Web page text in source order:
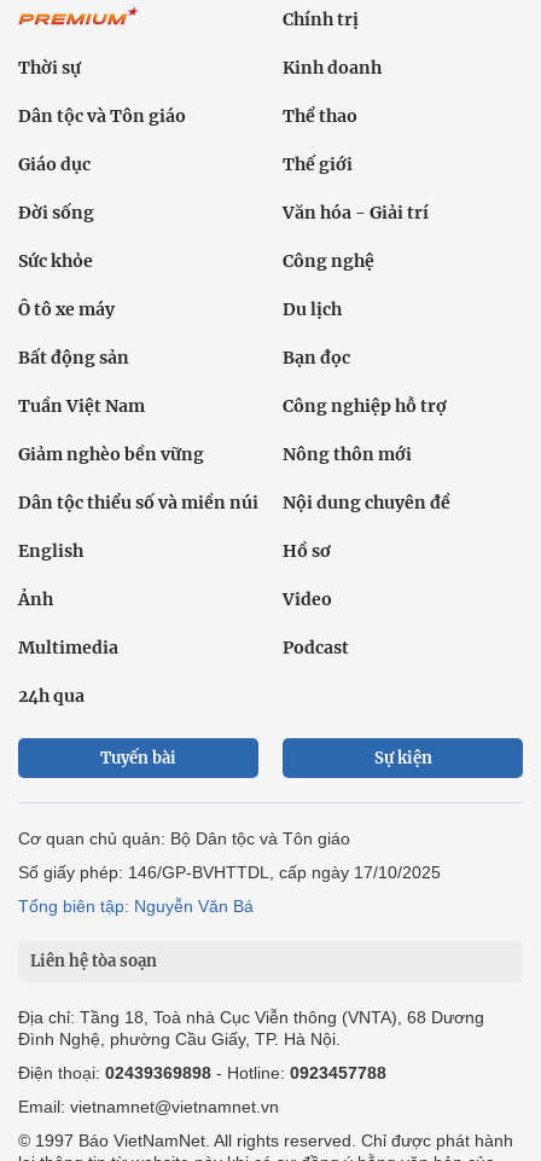
Chính trị
Thời sự Kinh doanh
Dân tộc và Tôn giáo Thể thao
Giáo dục Thế giới
Đời sống Văn hóa - Giải trí
Sức khỏe Công nghệ
Ô tô xe máy Du lịch
Bất động sản Bạn đọc
Tuần Việt Nam Công nghiệp hỗ trợ
Giảm nghèo bền vững Nông thôn mới
Dân tộc thiểu số và miền núi Nội dung chuyên đề
English Hồ sơ
Ảnh Video
Multimedia Podcast
24h qua
Tuyến bài Sự kiện
Cơ quan chủ quản: Bộ Dân tộc và Tôn giáo
Số giấy phép: 146/GP-BVHTTDL, cấp ngày 17/10/2025
Tổng biên tập: Nguyễn Văn Bá
Liên hệ tòa soạn
Địa chỉ: Tầng 18, Toà nhà Cục Viễn thông (VNTA), 68 Dương
Đình Nghệ, phường Cầu Giấy, TP. Hà Nội.
Điện thoại: 02439369898 - Hotline: 0923457788
Email: vietnamnet@vietnamnet.vn
© 1997 Báo VietNamNet. All rights reserved. Chỉ được phát hành